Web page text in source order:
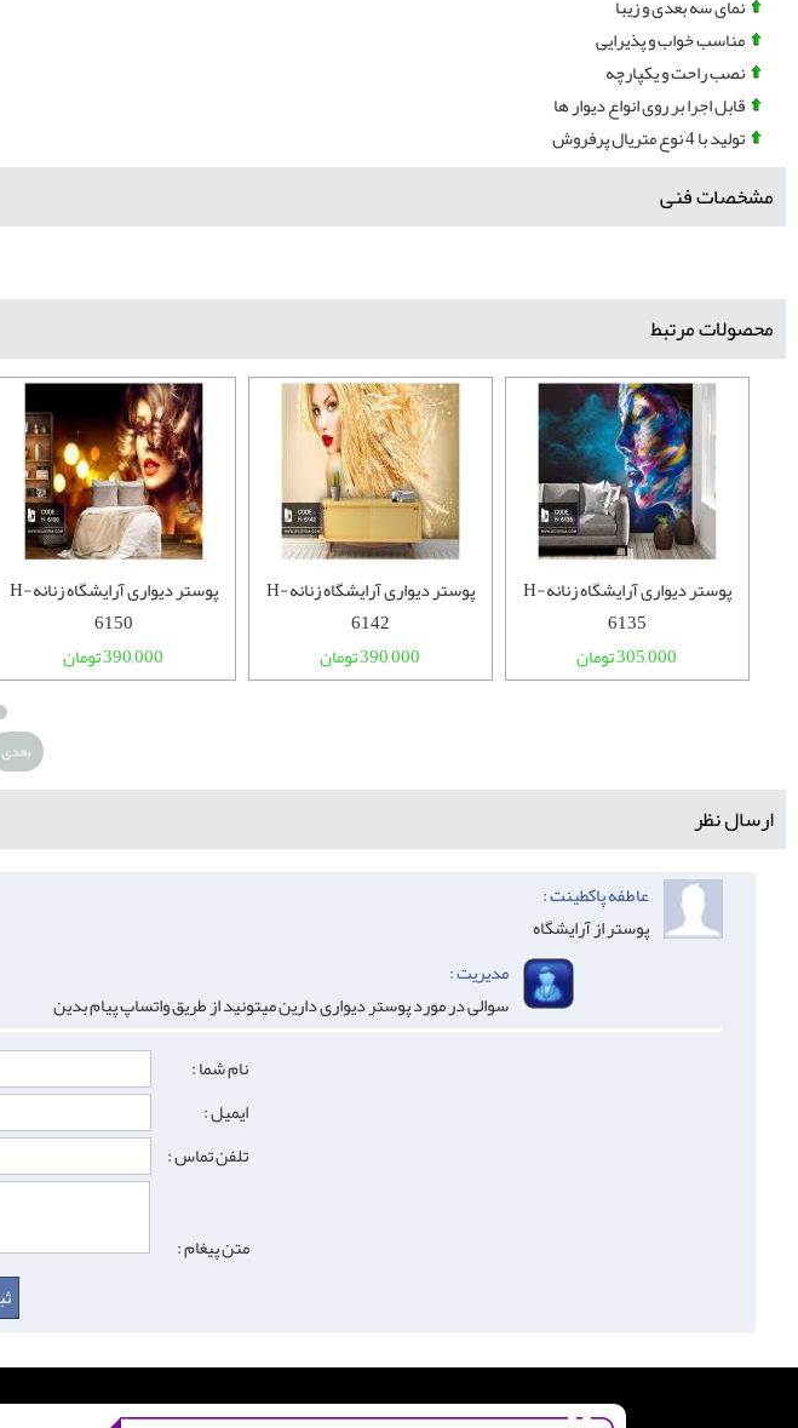
نمای سه بعدی و زیبا
مناسب خواب و پذیرایی
نصب راحت و یکپارچه
قابل اجرا بر روی انواع دیوار ها
تولید با 4 نوع متریال پرفروش
مشخصات فنی
محصولات مرتبط
390,000 تومان
پوستر دیواری آرایشگاه زنانهH-
390,000 تومان
پوستر دیواری آرایشگاه زنانهH-
305,000 تومان
پوستر دیواری آرایشگاه زنانهH-
بعدی
ارسال نظر
عاطفه پاکطینت :
پوستر از آرایشگاه
مدیریت :
سوالی در مورد پوستر دیواری دارین میتونید از طریق واتساپ پیام بدین
نام شما :
ایمیل :
تلفن تماس :
متن پیغام :